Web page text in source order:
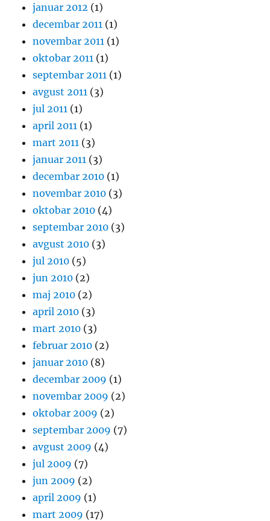
januar 2012 (1)
decembar 2011 (1)
novembar 2011 (1)
oktobar 2011 (1)
septembar 2011 (1)
avgust 2011 (3)
jul 2011 (1)
april 2011 (1)
mart 2011 (3)
januar 2011 (3)
decembar 2010 (1)
novembar 2010 (3)
oktobar 2010 (4)
septembar 2010 (3)
avgust 2010 (3)
jul 2010 (5)
jun 2010 (2)
maj 2010 (2)
april 2010 (3)
mart 2010 (3)
februar 2010 (2)
januar 2010 (8)
decembar 2009 (1)
novembar 2009 (2)
oktobar 2009 (2)
septembar 2009 (7)
avgust 2009 (4)
jul 2009 (7)
jun 2009 (2)
april 2009 (1)
mart 2009 (17)